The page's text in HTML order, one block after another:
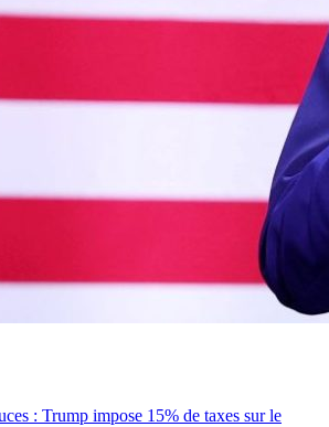
: Trump impose 15% de taxes sur le